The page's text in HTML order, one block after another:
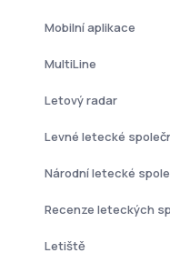
Mobilní aplikace
MultiLine
Letový radar
Levné letecké
Národní letecké
Recenze leteckých
Letiště